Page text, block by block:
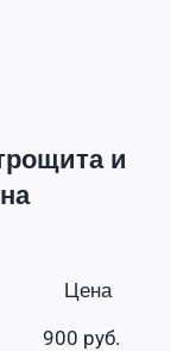
и
Цена
900 руб.